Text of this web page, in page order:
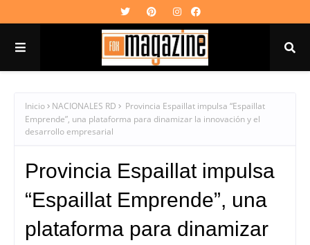
Inicio NACIONALES RD
Provincia Espaillat impulsa “Espaillat
Emprende”, una plataforma para dinamizar la innovación y el
desarrollo empresarial
Provincia Espaillat impulsa
“Espaillat Emprende”, una
plataforma para dinamizar